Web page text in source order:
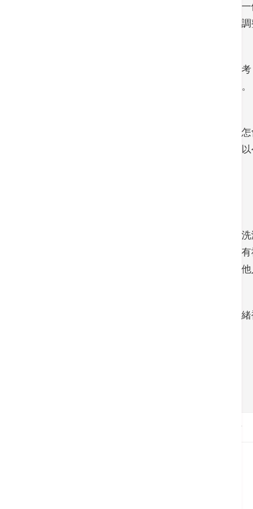
洗澡對於一個認知障礙症的長者而言，可說是
水。當他們忘記了開關的用法，便不曉得如何
他們洗澡時又可能會忘記了下一步而停下來思
到的是自己，情緒可能會受影響而不願意洗澡。
試想想，如果自己在洗澡時遇到這些問題，又
穿衣」、準備套頭式衣服而避免抽鈕扣等，可
大家讀到這裏，只是明白了照顧者照料患者「
正面情緒。可是，照顧者不是「機械人」，常
是一通電話、一次探訪、一次幫忙，或能拯救他
照顧者要記得注意自己的情緒警號，不要待情
認知障礙症患者不喜歡洗澡？